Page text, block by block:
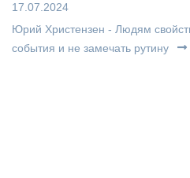
17.07.2024
Юрий Христензен - Людям
события и не замечать рутину